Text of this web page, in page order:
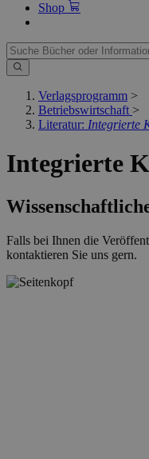
Shop
Verlagsprogramm >
Betriebswirtschaft >
Literatur: Integrierte
Integrierte
Falls bei Ihnen die
kontaktieren Sie uns gern.